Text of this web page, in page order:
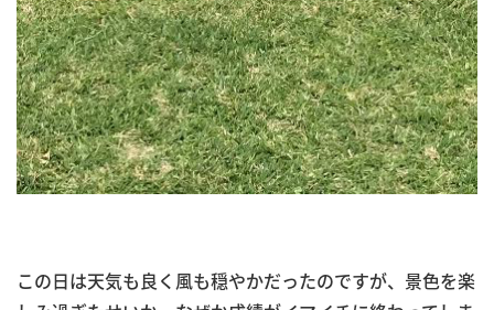
この日は天気も良く風も穏やかだったのですが、景色を楽